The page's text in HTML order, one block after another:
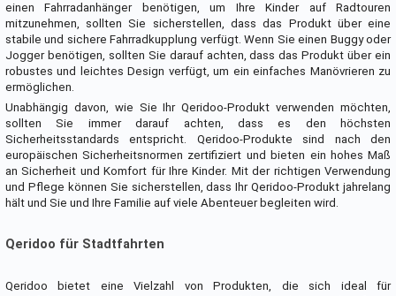
einen Fahrradanhänger benötigen, um Ihre Kinder auf Radtouren
mitzunehmen, sollten Sie sicherstellen, dass das Produkt über eine
stabile und sichere Fahrradkupplung verfügt. Wenn Sie einen Buggy oder
Jogger benötigen, sollten Sie darauf achten, dass das Produkt über ein
robustes und leichtes Design verfügt, um ein einfaches Manövrieren zu
ermöglichen.
Unabhängig davon, wie Sie Ihr Qeridoo-Produkt verwenden möchten,
sollten Sie immer darauf achten, dass es den höchsten
Sicherheitsstandards entspricht. Qeridoo-Produkte sind nach den
europäischen Sicherheitsnormen zertifiziert und bieten ein hohes Maß
an Sicherheit und Komfort für Ihre Kinder. Mit der richtigen Verwendung
und Pflege können Sie sicherstellen, dass Ihr Qeridoo-Produkt jahrelang
hält und Sie und Ihre Familie auf viele Abenteuer begleiten wird.
Qeridoo für Stadtfahrten
Qeridoo bietet eine Vielzahl von Produkten, die sich ideal für